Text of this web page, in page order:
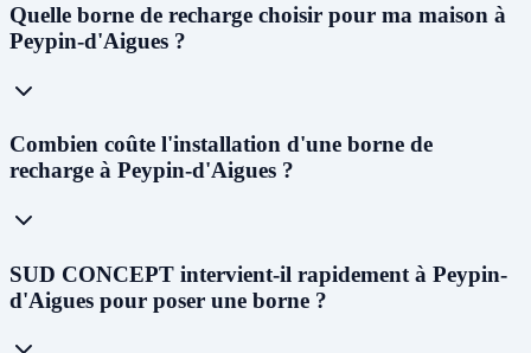
Quelle borne de recharge choisir pour ma maison à
Peypin-d'Aigues ?
Pour un usage résidentiel à Peypin-d'Aigues, nous recommandons
unewallbox 7kW monophasée
pour la plupart des foyers. Si votre
abonnement est triphasé, une borne 11kW
notre technicien vous conseillera lors du diagnostic gratuit.
Combien coûte l'installation d'une borne de
recharge à Peypin-d'Aigues ?
Le coût varie selon le type de borne : de800 € à 1 500 € pour une
wallbox résidentielle,
1 500 € à 3 000 €
pour une borne semi-rapide,
et 3 000 € à 8 000 €pour une borne rapide professionnelle. Après le
SUD CONCEPT intervient-il rapidement à Peypin-
d'Aigues pour poser une borne ?